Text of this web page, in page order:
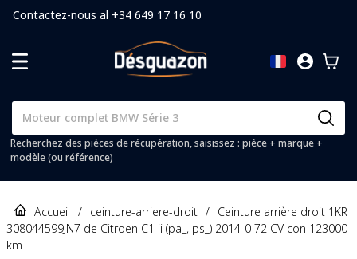
Contactez-nous al +34 649 17 16 10
Recherchez des pièces de récupération, saisissez : pièce + marque +
modèle (ou référence)
Accueil / ceinture-arriere-droit / Ceinture arrière droit 1KR
308044599JN7 de Citroen C1 ii (pa_, ps_) 2014-0 72 CV con 123000
km